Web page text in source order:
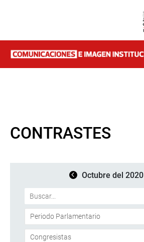
CONTRASTES
Octubre del 2020